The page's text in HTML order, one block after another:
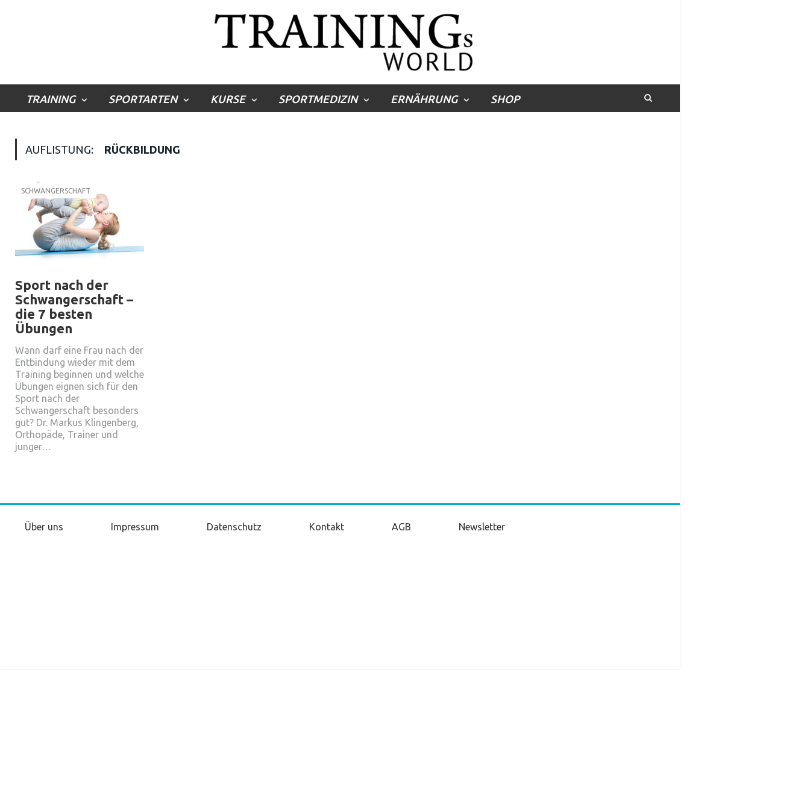
TRAINING SPORTARTEN KURSE SPORTMEDIZIN ERNÄHRUNG SHOP
AUFLISTUNG: RÜCKBILDUNG
SCHWANGERSCHAFT
Sport nach der
Schwangerschaft –
die 7 besten
Übungen
Wann darf eine Frau nach der
Entbindung wieder mit dem
Training beginnen und welche
Übungen eignen sich für den
Sport nach der
Schwangerschaft besonders
gut? Dr. Markus Klingenberg,
Orthopäde, Trainer und
junger…
Über uns Impressum Datenschutz Kontakt AGB Newsletter